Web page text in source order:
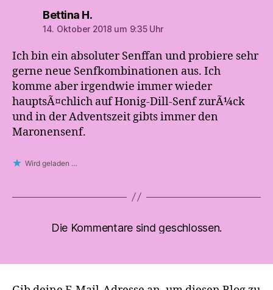
Bettina H.sagt:
14. Oktober 2018 um 9:35 Uhr
Ich bin ein absoluter Senffan und probiere sehr
gerne neue Senfkombinationen aus. Ich
komme aber irgendwie immer wieder
hauptsÃ¤chlich auf Honig-Dill-Senf zurÃ¼ck
und in der Adventszeit gibts immer den
Maronensenf.
Wird geladen …
Die Kommentare sind geschlossen.